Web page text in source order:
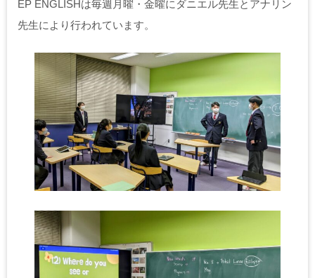
EP ENGLISHは毎週月曜・金曜にダニエル先生とアナリン
先生により行われています。